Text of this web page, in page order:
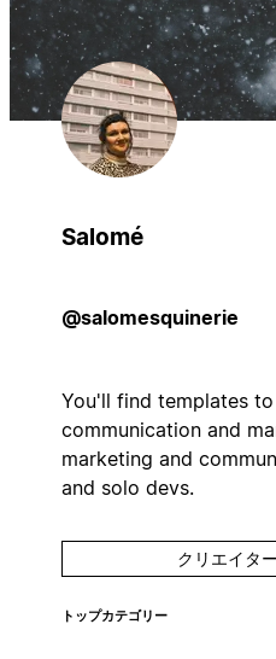
Salomé
@salomesquinerie
You'll find templates
communication and
marketing and
and solo devs.
クリエイタ
トップカテゴリー